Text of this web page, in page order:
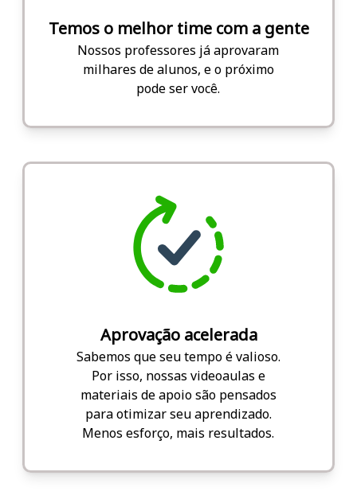
Temos o melhor time com a gente
Nossos professores já aprovaram
milhares de alunos, e o próximo
pode ser você.
Aprovação acelerada
Sabemos que seu tempo é valioso.
Por isso, nossas videoaulas e
materiais de apoio são pensados
para otimizar seu aprendizado.
Menos esforço, mais resultados.